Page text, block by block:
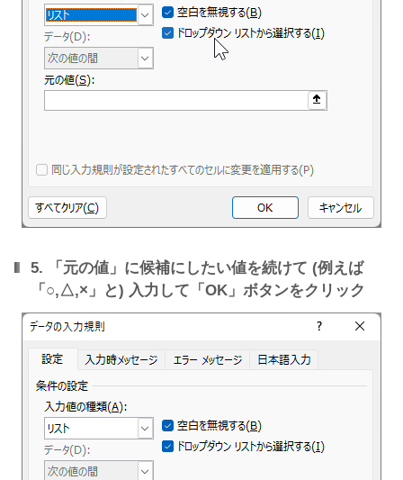
5. 「元の値」に候補にしたい値を続けて (例えば
「○,△,×」と) 入力して「OK」ボタンをクリック